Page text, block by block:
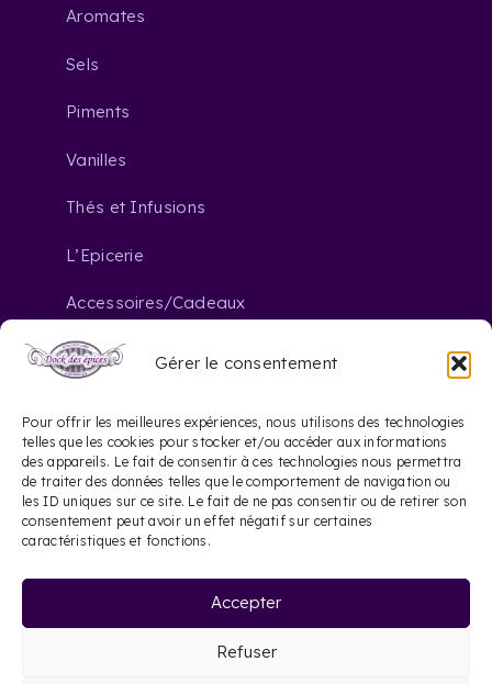
Gérer le consentement
Pour offrir les meilleures expériences, nous utilisons des technologies
telles que les cookies pour stocker et/ou accéder aux informations
des appareils. Le fait de consentir à ces technologies nous permettra
de traiter des données telles que le comportement de navigation ou
les ID uniques sur ce site. Le fait de ne pas consentir ou de retirer son
consentement peut avoir un effet négatif sur certaines
caractéristiques et fonctions.
Accepter
Refuser
Aromates
Sels
Piments
Vanilles
Thés et Infusions
L’Epicerie
Accessoires/Cadeaux
Nous contacter
mail_outline contact@dockdesepices.com
phone 05 56 44 41 57